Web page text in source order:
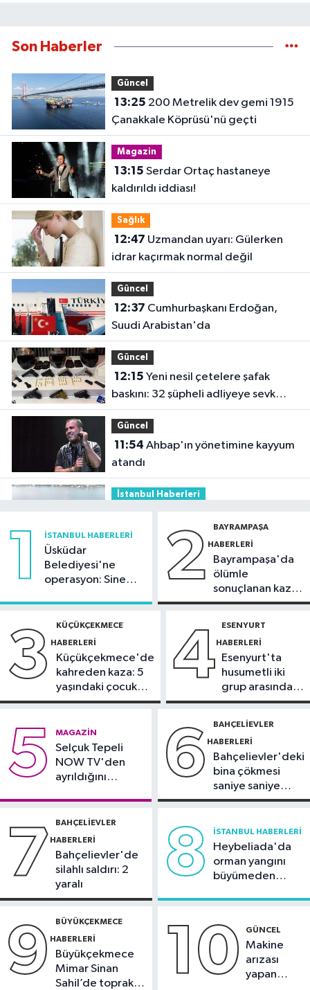
Son Haberler
Güncel
13:25
Çanakkale Köprüsü'nü geçti
Magazin
13:15
kaldırıldı iddiası!
Sağlık
12:47
idrar kaçırmak normal değil
Güncel
12:37
Suudi Arabistan'da
Güncel
12:15
baskını: 32 şüpheli adliyeye sevk
edildi
Güncel
11:54
atandı
İstanbul Haberleri
gemi, İstanbul Boğazı'ndan geçişini
10:59
güvenlik görevlisi alınacak
Güncel
faciayı önledi: Şüpheli gözaltında
1 İSTANBUL HABERLERI
Üsküdar
Belediyesi'ne
operasyon: Sinem
2 BAYRAMPAŞA
HABERLERI
Bayrampaşa'da
ölümle
sonuçlanan kaza:
Sürücü
3 KÜÇÜKÇEKMECE
HABERLERI
Küçükçekmece'de
kahreden kaza: 5
yaşındaki çocuk
yoğun bakımda
4 ESENYURT
HABERLERI
Esenyurt'ta
husumetli iki
grup arasında
silahlı kavga
5 MAGAZIN
Selçuk Tepeli
NOW TV'den
ayrıldığını
6 BAHÇELIEVLER
HABERLERI
Bahçelievler'deki
bina çökmesi
saniye saniye
görüntülendi
7 BAHÇELIEVLER
HABERLERI
Bahçelievler'de
silahlı saldırı: 2
yaralı
8 İSTANBUL HABERLERI
Heybeliada'da
orman yangını
büyümeden
9 BÜYÜKÇEKMECE
HABERLERI
Büyükçekmece
Mimar Sinan
Sahil’de toprak
10 GÜNCEL
Makine
arızası
yapan